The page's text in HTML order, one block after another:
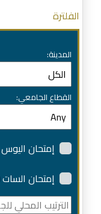
الفلترة
المدينة:
القطاع الجامعي:
إمتحان اليوس
إمتحان السات